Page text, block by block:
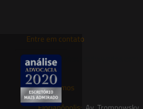
Entre em contato
contato@saesadvogados.com.br
Onde estamos